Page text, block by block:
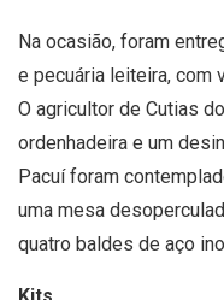
Na ocasião, foram
e pecuária leiteira, com
O agricultor de Cutias
ordenhadeira e um
Pacuí foram
uma mesa
quatro baldes de aço